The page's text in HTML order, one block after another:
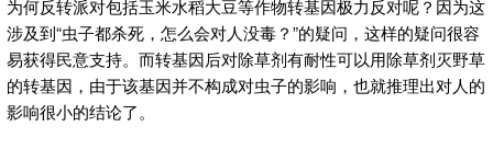
为何反转派对包括玉米水稻大豆等作物转基因极力反对呢？因为这
涉及到“虫子都杀死，怎么会对人没毒？”的疑问，这样的疑问很容
易获得民意支持。而转基因后对除草剂有耐性可以用除草剂灭野草
的转基因，由于该基因并不构成对虫子的影响，也就推理出对人的
影响很小的结论了。